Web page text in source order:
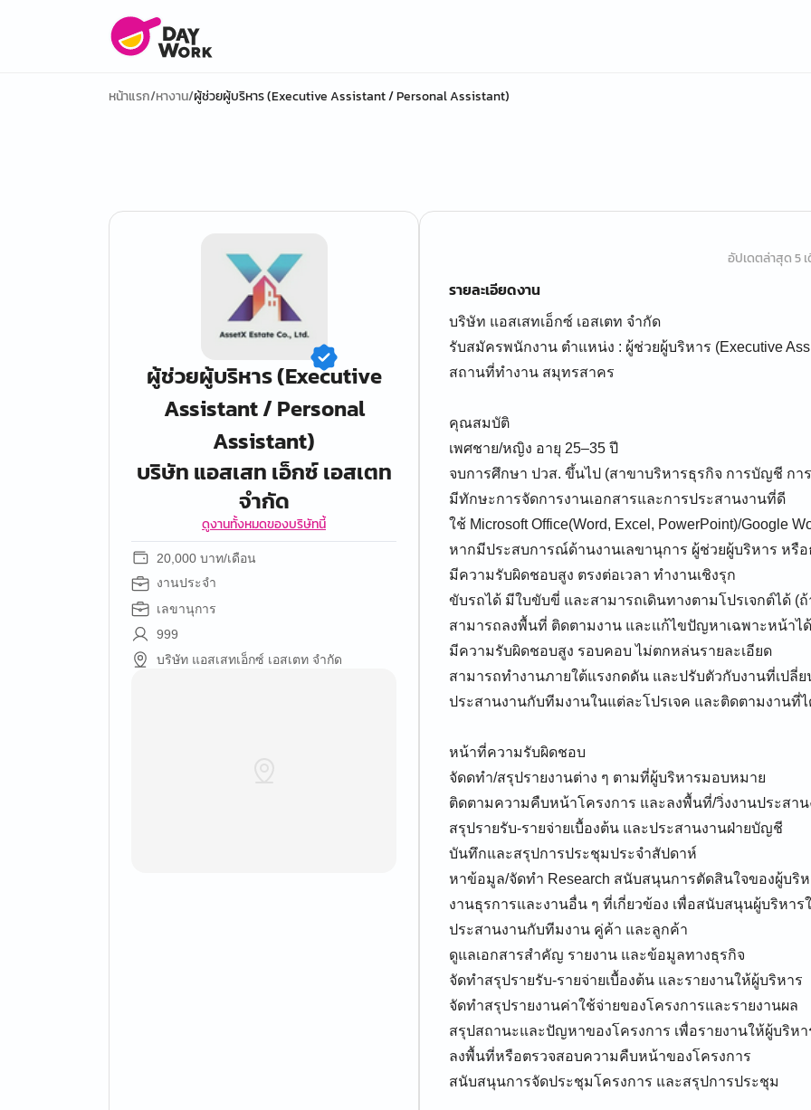
หน้าแรก/หางาน/ผู้ช่วยผู้บริหาร (Executive Assistant / Personal Assistant)
ผู้ช่วยผู้บริหาร (Executive
Assistant / Personal
Assistant)
บริษัท แอสเสท เอ็กซ์ เอสเตท
จำกัด
ดูงานทั้งหมดของบริษัทนี้
20,000 บาท/เดือน
งานประจำ
เลขานุการ
999
บริษัท แอสเสทเอ็กซ์ เอสเตท จำกัด
อัปเดตล่าสุด 5
รายละเอียดงาน
บริษัท แอสเสทเอ็กซ์ เอสเตท จำกัด
รับสมัครพนักงาน ตำแหน่ง : ผู้ช่วยผู้บริหาร (Executive
สถานที่ทำงาน สมุทรสาคร
คุณสมบัติ
เพศชาย/หญิง อายุ 25–35 ปี
จบการศึกษา ปวส. ขึ้นไป (สาขาบริหารธุรกิจ การบัญชี กา
มีทักษะการจัดการงานเอกสารและการประสานงานที่ดี
ใช้ Microsoft Office(Word, Excel, PowerPoint)/Google
หากมีประสบการณ์ด้านงานเลขานุการ ผู้ช่วยผู้บริหาร หรื
มีความรับผิดชอบสูง ตรงต่อเวลา ทำงานเชิงรุก
ขับรถได้ มีใบขับขี่ และสามารถเดินทางตามโปรเจกต์ได้
สามารถลงพื้นที่ ติดตามงาน และแก้ไขปัญหาเฉพาะหน้าได้
มีความรับผิดชอบสูง รอบคอบ ไม่ตกหล่นรายละเอียด
สามารถทำงานภายใต้แรงกดดัน และปรับตัวกับงานที่เปลี่ย
ประสานงานกับทีมงานในแต่ละโปรเจค และติดตามงานที่
หน้าที่ความรับผิดชอบ
จัดดทำ/สรุปรายงานต่าง ๆ ตามที่ผู้บริหารมอบหมาย
ติดตามความคืบหน้าโครงการ และลงพื้นที่/วิ่งงานประสาน
สรุปรายรับ-รายจ่ายเบื้องต้น และประสานงานฝ่ายบัญชี
บันทึกและสรุปการประชุมประจำสัปดาห์
หาข้อมูล/จัดทำ Research สนับสนุนการตัดสินใจของผู้บริ
งานธุรการและงานอื่น ๆ ที่เกี่ยวข้อง เพื่อสนับสนุนผู้บริหา
ประสานงานกับทีมงาน คู่ค้า และลูกค้า
ดูแลเอกสารสำคัญ รายงาน และข้อมูลทางธุรกิจ
จัดทำสรุปรายรับ-รายจ่ายเบื้องต้น และรายงานให้ผู้บริหาร
จัดทำสรุปรายงานค่าใช้จ่ายของโครงการและรายงานผล
สรุปสถานะและปัญหาของโครงการ เพื่อรายงานให้ผู้บริหา
ลงพื้นที่หรือตรวจสอบความคืบหน้าของโครงการ
สนับสนุนการจัดประชุมโครงการ และสรุปการประชุม